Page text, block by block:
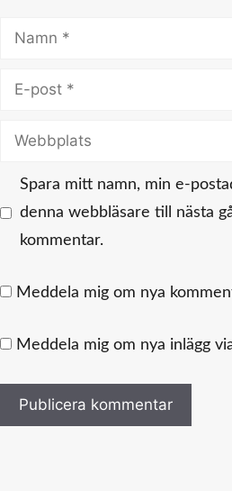
Namn
Webbplats
Spara mitt namn, min e-
denna webbläsare till nästa
kommentar.
Meddela mig om nya
Meddela mig om nya inlägg